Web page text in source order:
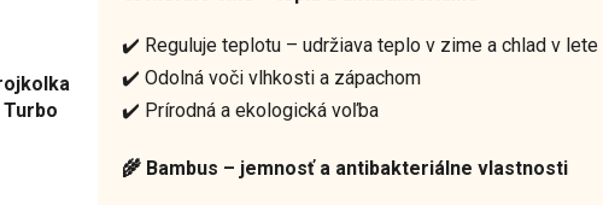
✔️ Reguluje teplotu – udržiava teplo v zime a chlad v lete
✔️ Odolná voči vlhkosti a zápachom
✔️ Prírodná a ekologická voľba
🌾 Bambus – jemnosť a antibakteriálne vlastnosti